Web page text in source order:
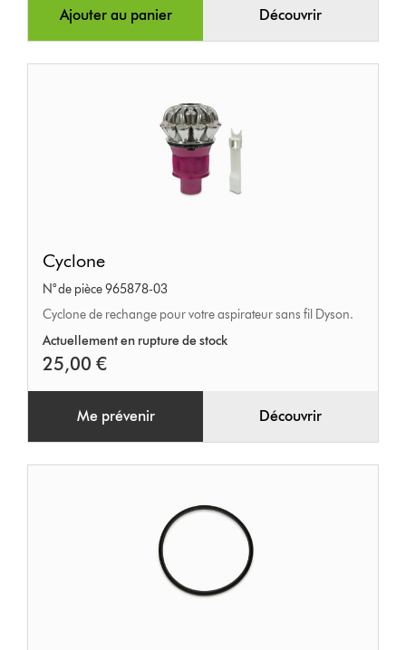
Ajouter au panier Découvrir
Cyclone
N° de pièce 965878-03
Cyclone de rechange pour votre aspirateur sans fil Dyson.
Actuellement en rupture de stock
25,00 €
Me prévenir Découvrir